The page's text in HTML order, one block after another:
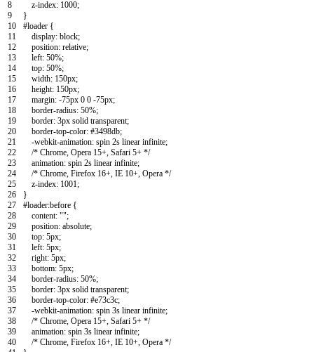
8
9
10
11
12
13
14
15
16
17
18
19
20
21
22
23
24
25
26
27
28
29
30
31
32
33
34
35
36
37
38
39
40
z-index: 1000;
}
#loader {
display: block;
position: relative;
left: 50%;
top: 50%;
width: 150px;
height: 150px;
margin: -75px 0 0 -75px;
border-radius: 50%;
border: 3px solid transparent;
border-top-color: #3498db;
-webkit-animation: spin 2s linear infinite;
/* Chrome, Opera 15+, Safari 5+ */
animation: spin 2s linear infinite;
/* Chrome, Firefox 16+, IE 10+, Opera */
z-index: 1001;
}
#loader:before {
content: "";
position: absolute;
top: 5px;
left: 5px;
right: 5px;
bottom: 5px;
border-radius: 50%;
border: 3px solid transparent;
border-top-color: #e73c3c;
-webkit-animation: spin 3s linear infinite;
/* Chrome, Opera 15+, Safari 5+ */
animation: spin 3s linear infinite;
/* Chrome, Firefox 16+, IE 10+, Opera */